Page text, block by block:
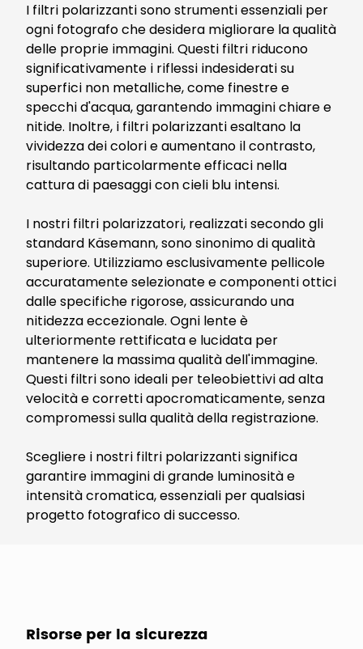
I filtri polarizzanti sono strumenti essenziali per
ogni fotografo che desidera migliorare la qualità
delle proprie immagini. Questi filtri riducono
significativamente i riflessi indesiderati su
superfici non metalliche, come finestre e
specchi d'acqua, garantendo immagini chiare e
nitide. Inoltre, i filtri polarizzanti esaltano la
vividezza dei colori e aumentano il contrasto,
risultando particolarmente efficaci nella
cattura di paesaggi con cieli blu intensi.
I nostri filtri polarizzatori, realizzati secondo gli
standard Käsemann, sono sinonimo di qualità
superiore. Utilizziamo esclusivamente pellicole
accuratamente selezionate e componenti ottici
dalle specifiche rigorose, assicurando una
nitidezza eccezionale. Ogni lente è
ulteriormente rettificata e lucidata per
mantenere la massima qualità dell'immagine.
Questi filtri sono ideali per teleobiettivi ad alta
velocità e corretti apocromaticamente, senza
compromessi sulla qualità della registrazione.
Scegliere i nostri filtri polarizzanti significa
garantire immagini di grande luminosità e
intensità cromatica, essenziali per qualsiasi
progetto fotografico di successo.
Risorse per la sicurezza